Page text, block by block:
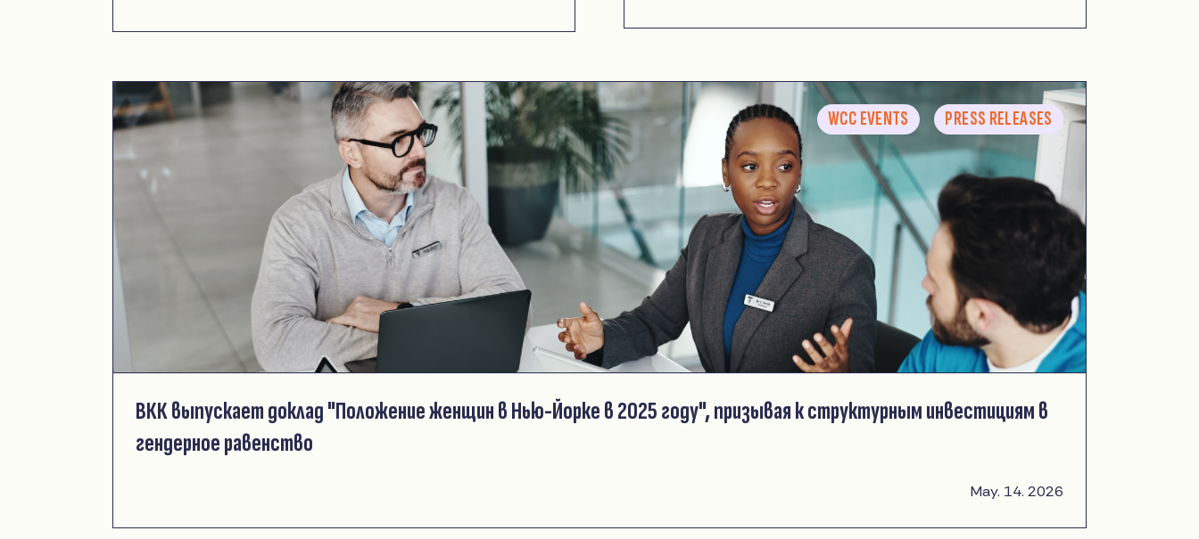
WCC EVENTS PRESS RELEASES
ВКК выпускает доклад "Положение женщин в Нью-Йорке в 2025 году", призывая к структурным инвестициям в
гендерное равенство
May. 14. 2026